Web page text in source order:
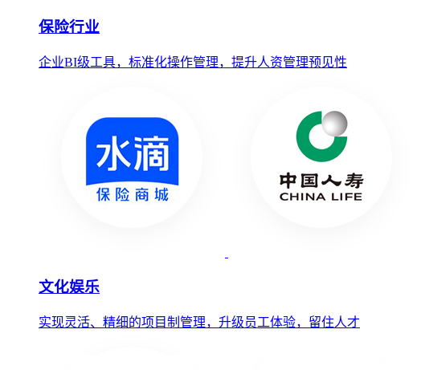
保险行业
企业BI级工具，标准化操作管理，提升人资管理预见性
文化娱乐
实现灵活、精细的项目制管理，升级员工体验，留住人才